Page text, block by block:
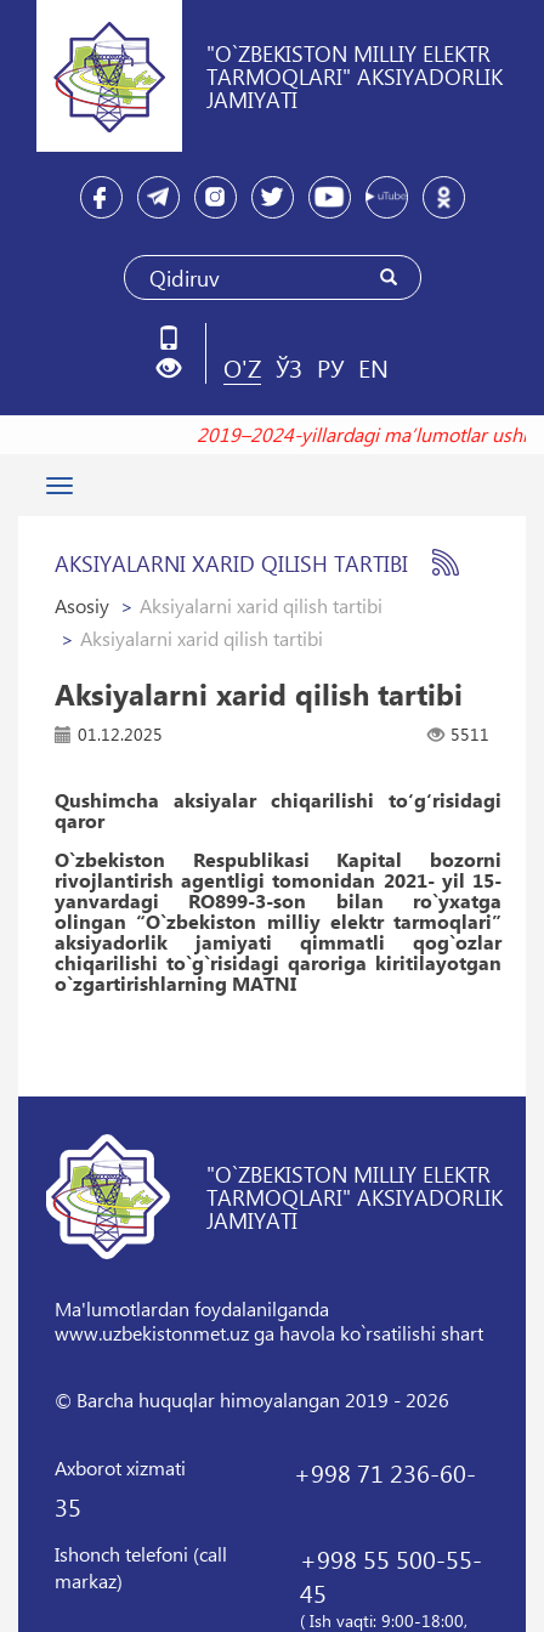
"O`ZBEKISTON MILLIY ELEKTR
TARMOQLARI" AKSIYADORLIK
JAMIYATI
O'Z ЎЗ РУ EN
2019–2024-yillardagi maʼlumotlar
Toggle
AKSIYALARNI XARID QILISH TARTIBI
Asosiy
Aksiyalarni xarid qilish tartibi
Aksiyalarni xarid qilish tartibi
Aksiyalarni xarid qilish tartibi
01.12.2025 5511
Qushimcha aksiyalar chiqarilishi to‘g‘risidagi
qaror
O`zbekiston Respublikasi Kapital bozorni
rivojlantirish agentligi tomonidan 2021- yil 15-
yanvardagi RO899-3-son bilan ro`yxatga
olingan “O`zbekiston milliy elektr tarmoqlari”
aksiyadorlik jamiyati qimmatli qog`ozlar
chiqarilishi to`g`risidagi qaroriga kiritilayotgan
o`zgartirishlarning MATNI
"O`ZBEKISTON MILLIY ELEKTR
TARMOQLARI" AKSIYADORLIK
JAMIYATI
Ma'lumotlardan foydalanilganda
www.uzbekistonmet.uz ga havola ko`rsatilishi shart
© Barcha huquqlar himoyalangan 2019 - 2026
Axborot xizmati
+998 71 236-60-
35
Ishonch telefoni (call
markaz)
+998 55 500-55-
45
( Ish vaqti: 9:00-18:00,